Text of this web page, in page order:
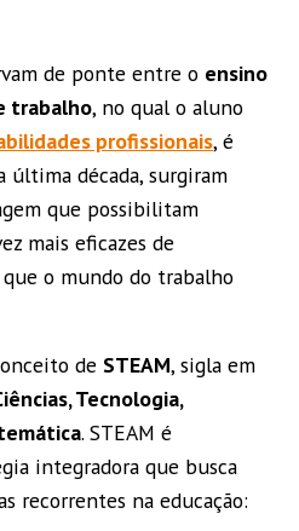
de ponte entre o ensino
trabalho, no qual o aluno
profissionais, é
última década, surgiram
que possibilitam
mais eficazes de
o mundo do trabalho
de STEAM, sigla em
Tecnologia,
. STEAM é
integradora que busca
recorrentes na educação: